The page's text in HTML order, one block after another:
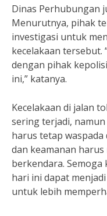
Dinas Perhubungan
Menurutnya, pihak
investigasi untuk
kecelakaan tersebut.
dengan pihak
ini,” katanya.
Kecelakaan di jalan
sering terjadi,
harus tetap
dan keamanan
berkendara.
hari ini dapat
untuk lebih